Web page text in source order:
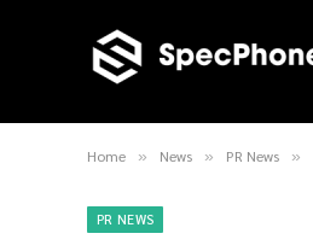
Home » News » PR News »
PR NEWS